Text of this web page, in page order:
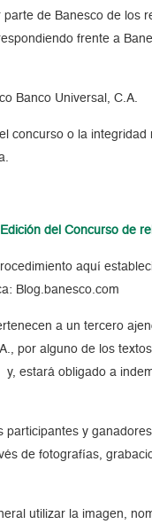
de Banesco de los
frente a
Banco Universal, C.A.
concurso o la
Edición del Concurso de
aquí
Blog.banesco.com
a un tercero
por alguno de los
estará obligado a
y
de fotografías,
utilizar la imagen,